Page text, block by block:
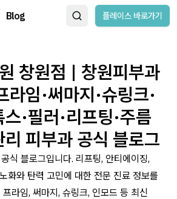
Blog 플레이스 바로가기
창원점 | 창원피부과
라임·써마지·슈링크·
·필러·리프팅·주름
리 피부과 공식 블로그
식 블로그입니다. 리프팅, 안티에이징,
화와 탄력 고민에 대한 전문 진료 정보를
라임, 써마지, 슈링크, 인모드 등 최신